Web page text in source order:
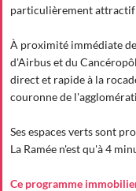
particulièrement
À proximité immédiate
d'Airbus et du
direct et rapide à la
couronne de
Ses espaces verts sont
La Ramée n'est qu'à 4
Ce programme